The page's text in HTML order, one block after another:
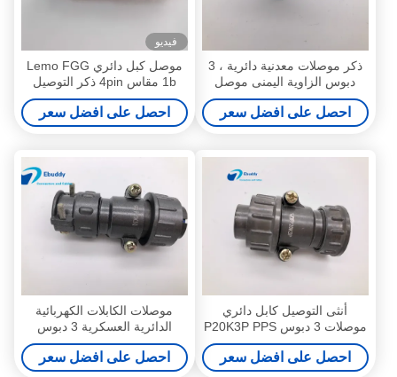
ذكر موصلات معدنية دائرية ، 3
دبوس الزاوية اليمنى موصل
دائري XC14Y3KH
احصل على افضل سعر
فيديو
موصل كبل دائري Lemo FGG
1b مقاس 4pin ذكر التوصيل
FGG.1B.304
احصل على افضل سعر
أنثى التوصيل كابل دائري
موصلات 3 دبوس P20K3P PPS
عازل CE بنفايات معتمد
احصل على افضل سعر
موصلات الكابلات الكهربائية
الدائرية العسكرية 3 دبوس
P20K3Q أنثى الاتصال IP50
احصل على افضل سعر